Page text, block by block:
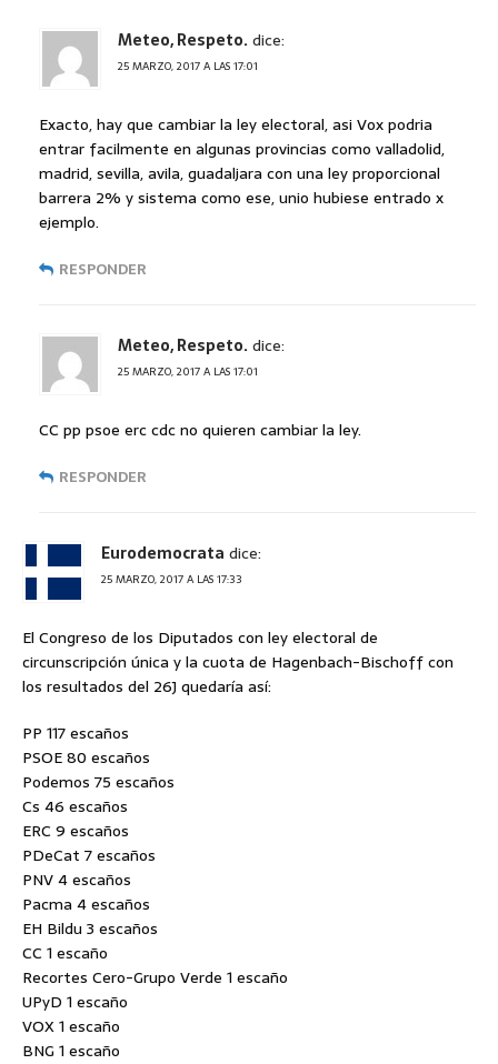
Meteo, Respeto.dice:
25 MARZO, 2017 A LAS 17:01
Exacto, hay que cambiar la ley electoral, asi Vox podria
entrar facilmente en algunas provincias como valladolid,
madrid, sevilla, avila, guadaljara con una ley proporcional
barrera 2% y sistema como ese, unio hubiese entrado x
ejemplo.
RESPONDER
Meteo, Respeto.dice:
25 MARZO, 2017 A LAS 17:01
CC pp psoe erc cdc no quieren cambiar la ley.
RESPONDER
Eurodemocrata dice:
25 MARZO, 2017 A LAS 17:33
El Congreso de los Diputados con ley electoral de
circunscripción única y la cuota de Hagenbach-Bischoff con
los resultados del 26J quedaría así:
PP 117 escaños
PSOE 80 escaños
Podemos 75 escaños
Cs 46 escaños
ERC 9 escaños
PDeCat 7 escaños
PNV 4 escaños
Pacma 4 escaños
EH Bildu 3 escaños
CC 1 escaño
Recortes Cero-Grupo Verde 1 escaño
UPyD 1 escaño
VOX 1 escaño
BNG 1 escaño